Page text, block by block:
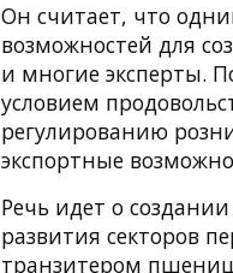
Он считает, что
возможностей для
и многие эксперты.
условием
регулированию
экспортные
Речь идет о
развития секторов
транзитером